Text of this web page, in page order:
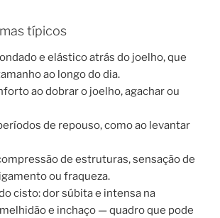
típicos
e elástico atrás do joelho, que
ao longo do dia.
ao dobrar o joelho, agachar ou
de repouso, como ao levantar
de estruturas, sensação de
ou fraqueza.
cisto: dor súbita e intensa na
e inchaço — quadro que pode